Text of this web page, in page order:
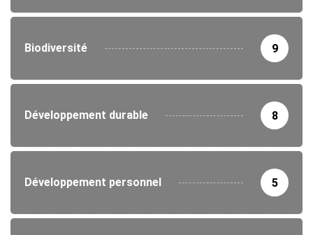
Biodiversité 9
Développement durable 8
Développement personnel 5